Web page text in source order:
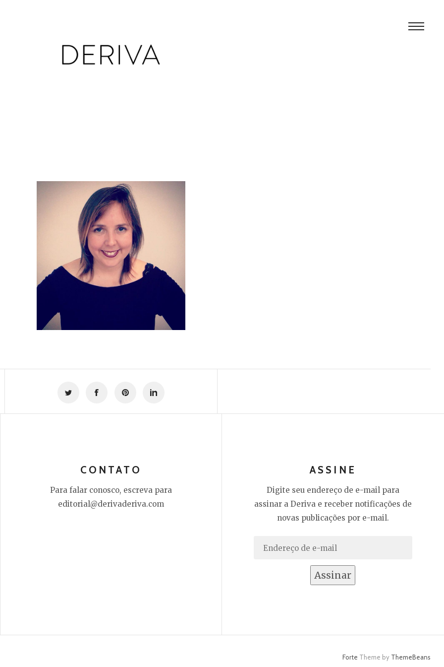
CONTATO
Para falar conosco, escreva para
editorial@derivaderiva.com
ASSINE
Digite seu endereço de e-mail para
assinar a Deriva e receber notificações de
novas publicações por e-mail.
Endereço
Assinar
Forte Theme by ThemeBeans